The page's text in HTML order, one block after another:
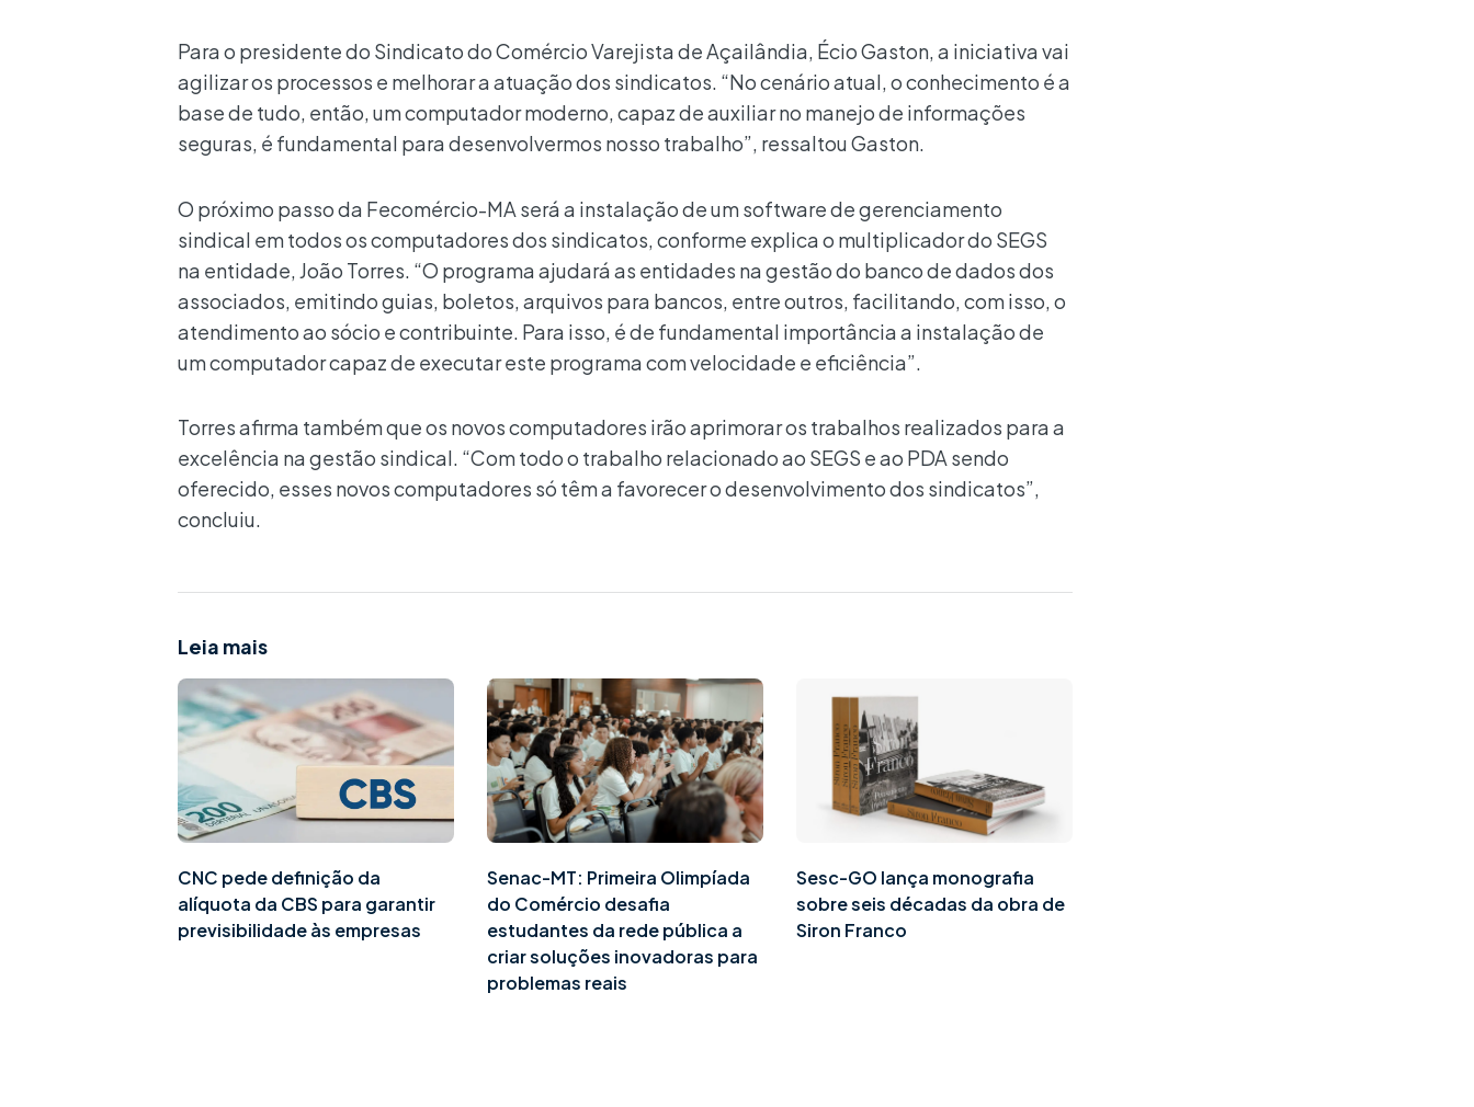
Para o presidente do Sindicato do Comércio Varejista de Açailândia, Écio Gaston, a iniciativa vai
agilizar os processos e melhorar a atuação dos sindicatos. “No cenário atual, o conhecimento é a
base de tudo, então, um computador moderno, capaz de auxiliar no manejo de informações
seguras, é fundamental para desenvolvermos nosso trabalho”, ressaltou Gaston.
O próximo passo da Fecomércio-MA será a instalação de um software de gerenciamento
sindical em todos os computadores dos sindicatos, conforme explica o multiplicador do SEGS
na entidade, João Torres. “O programa ajudará as entidades na gestão do banco de dados dos
associados, emitindo guias, boletos, arquivos para bancos, entre outros, facilitando, com isso, o
atendimento ao sócio e contribuinte. Para isso, é de fundamental importância a instalação de
um computador capaz de executar este programa com velocidade e eficiência”.
Torres afirma também que os novos computadores irão aprimorar os trabalhos realizados para a
excelência na gestão sindical. “Com todo o trabalho relacionado ao SEGS e ao PDA sendo
oferecido, esses novos computadores só têm a favorecer o desenvolvimento dos sindicatos”,
concluiu.
Leia mais
CNC pede definição da
alíquota da CBS para garantir
previsibilidade às empresas
Senac-MT: Primeira Olimpíada
do Comércio desafia
estudantes da rede pública a
criar soluções inovadoras para
problemas reais
Sesc-GO lança monografia
sobre seis décadas da obra de
Siron Franco